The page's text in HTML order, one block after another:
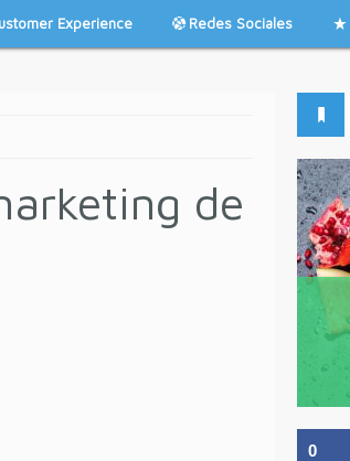
Experience Redes Sociales
de
0